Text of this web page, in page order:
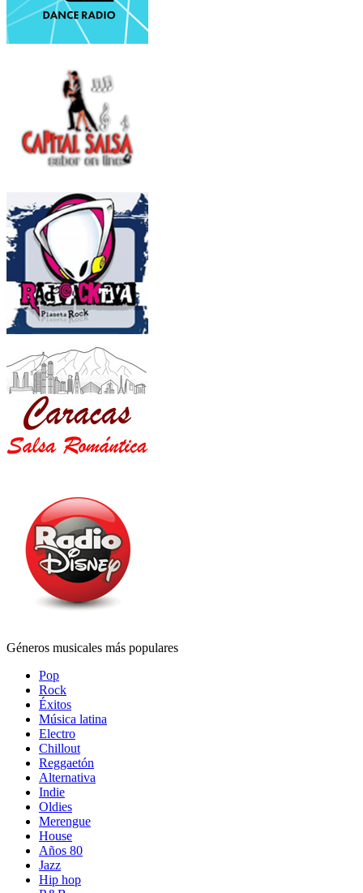
Géneros musicales más populares
Pop
Rock
Éxitos
Música latina
Electro
Chillout
Reggaetón
Alternativa
Indie
Oldies
Merengue
House
Años 80
Jazz
Hip hop